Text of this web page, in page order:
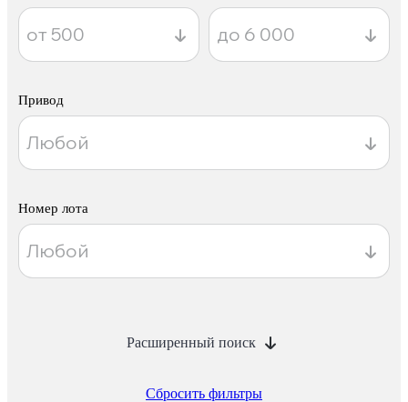
Привод
Номер лота
Расширенный поиск
Сбросить фильтры